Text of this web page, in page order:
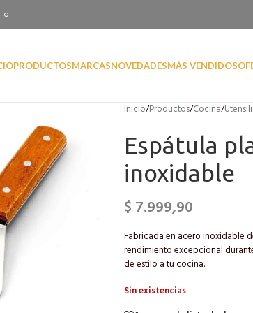
PRODUCTOSMARCASNOVEDADESMÁS VENDIDOS
Inicio/Productos/Cocina/
Espátula
inoxidable
$ 7.999,90
Fabricada en acero inoxidable
rendimiento excepcional
de estilo a tu cocina.
Sin existencias